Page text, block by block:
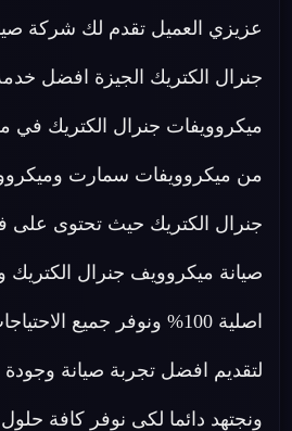
عزيزي العميل تقدم لك شركة
جنرال الكتريك الجيزة افضل
ميكروويفات جنرال الكتريك في
من ميكروويفات سمارت
جنرال الكتريك حيث تحتوى
صيانة ميكروويف جنرال الكتريك
اصلية 100% ونوفر جميع
لتقديم افضل تجربة صيانة وجودة
ونجتهد دائما لكى نوفر كافة